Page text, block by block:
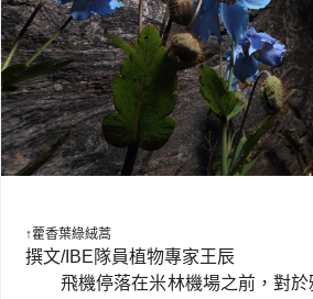
↑藿香葉綠絨蒿
撰文/IBE 隊員植物專家王辰
飛機停落在米林機場之前，對